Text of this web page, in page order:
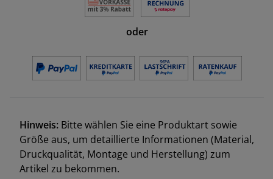
oder
Hinweis: Bitte wählen Sie eine Produktart sowie
Größe aus, um detaillierte Informationen (Material,
Druckqualität, Montage und Herstellung) zum
Artikel zu bekommen.